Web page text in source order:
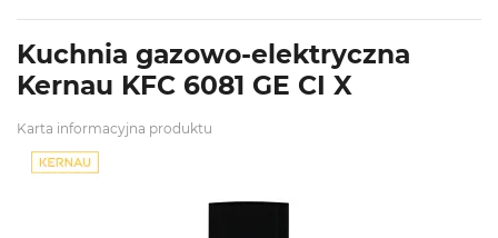
Kuchnia gazowo-elektryczna
Kernau KFC 6081 GE CI X
Karta informacyjna produktu